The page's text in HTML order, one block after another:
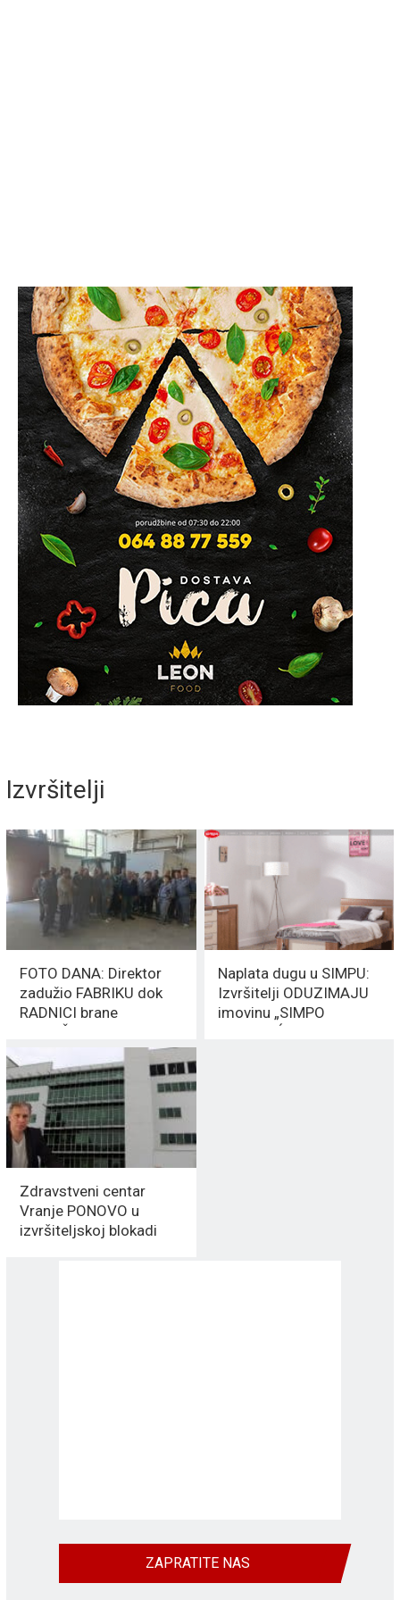
Izvršitelji
FOTO DANA: Direktor
zadužio FABRIKU dok
RADNICI brane
VILJUŠKARE
Naplata dugu u SIMPU:
Izvršitelji ODUZIMAJU
imovinu „SIMPO
KREVETIĆA“
Zdravstveni centar
Vranje PONOVO u
izvršiteljskoj blokadi
ZAPRATITE NAS